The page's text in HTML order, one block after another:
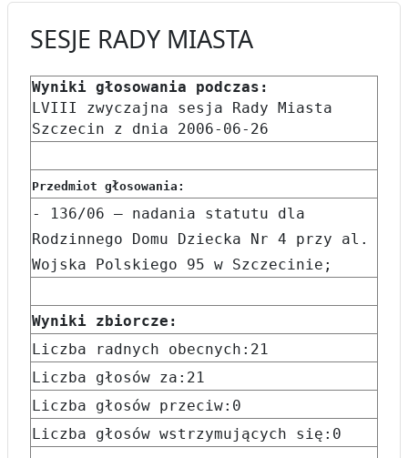
SESJE RADY MIASTA
Wyniki głosowania podczas:
LVIII zwyczajna sesja Rady Miasta
Szczecin z dnia 2006-06-26
Przedmiot głosowania:
- 136/06 – nadania statutu dla
Rodzinnego Domu Dziecka Nr 4 przy al.
Wojska Polskiego 95 w Szczecinie;
Wyniki zbiorcze:
Liczba radnych obecnych:21
Liczba głosów za:21
Liczba głosów przeciw:0
Liczba głosów wstrzymujących się:0